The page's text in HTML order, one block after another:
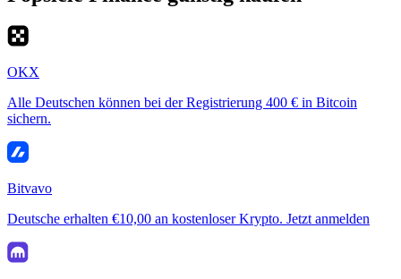
OKX
Alle Deutschen können bei der Registrierung 400 € in Bitcoin
sichern.
Bitvavo
Deutsche erhalten €10,00 an kostenloser Krypto. Jetzt anmelden